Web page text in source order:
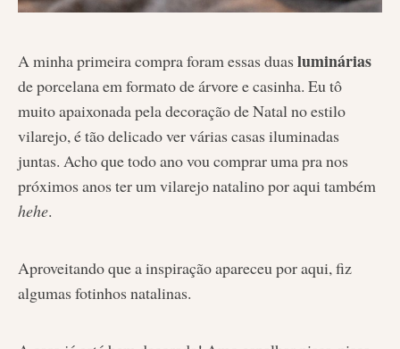
A minha primeira compra foram essas duas luminárias
de porcelana em formato de árvore e casinha. Eu tô
muito apaixonada pela decoração de Natal no estilo
vilarejo, é tão delicado ver várias casas iluminadas
juntas. Acho que todo ano vou comprar uma pra nos
próximos anos ter um vilarejo natalino por aqui também
hehe.
Aproveitando que a inspiração apareceu por aqui, fiz
algumas fotinhos natalinas.